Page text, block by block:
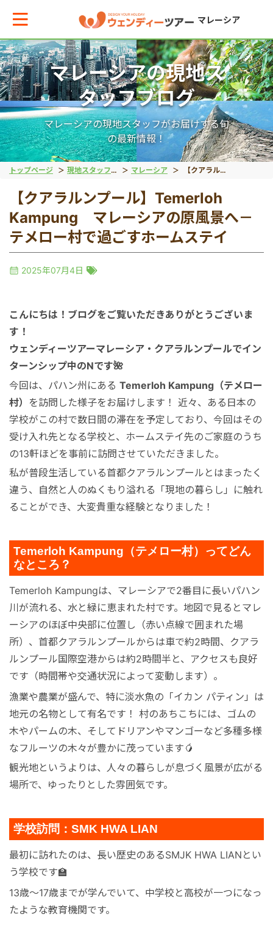
マレーシア
トップページ 現地スタッフブログ マレーシア 【クアラルンプール】Temerloh Kampung マレーシアの原風景へ－テメロー村で過ごすホームステイ
マレーシアの現地ス
タッフブログ
マレーシアの現地スタッフがお届けする旬
の最新情報！
【クアラルンプール】Temerloh
Kampung マレーシアの原風景へ－
テメロー村で過ごすホームステイ
2025年07月4日
こんにちは！ブログをご覧いただきありがとうございま
す！
ウェンディーツアーマレーシア・クアラルンプールでイン
ターンシップ中のNです🌺
今回は、パハン州にある Temerloh Kampung（テメロー
村） を訪問した様子をお届けします！ 近々、ある日本の
学校がこの村で数日間の滞在を予定しており、今回はその
受け入れ先となる学校と、ホームステイ先のご家庭のうち
の13軒ほどを事前に訪問させていただきました。
私が普段生活している首都クアラルンプールとはまったく
違う、自然と人のぬくもり溢れる「現地の暮らし」に触れ
ることができ、大変貴重な経験となりました！
Temerloh Kampung（テメロー村）ってどん
なところ？
Temerloh Kampungは、マレーシアで2番目に長いパハン
川が流れる、水と緑に恵まれた村です。地図で見るとマレ
ーシアのほぼ中央部に位置し（赤い点線で囲まれた場
所）、首都クアラルンプールからは車で約2時間、クアラ
ルンプール国際空港からは約2時間半と、アクセスも良好
です（時間帯や交通状況によって変動します）。
漁業や農業が盛んで、特に淡水魚の「イカン パティン」は
地元の名物として有名です！ 村のあちこちには、ゴムの
木やパームの木、そしてドリアンやマンゴーなど多種多様
なフルーツの木々が豊かに茂っています🥭
観光地というよりは、人々の暮らしが息づく風景が広がる
場所で、ゆったりとした雰囲気です。
学校訪問：SMK HWA LIAN
最初に訪れたのは、長い歴史のあるSMJK HWA LIANとい
う学校です🏫
13歳〜17歳までが学んでいて、中学校と高校が一つになっ
たような教育機関です。
メインメニューへ戻る
マから現地ツアーを探す
遺産（文化）
遺産（自然）
アイランド
ーシア国外
パッケージ
なプロモーション
送迎
ャーター
メインメニューへ戻る
アからお役立ち情報を探す
ドネシア
ナム
ーシア
ガポール
ボジア
戻る
世界遺産（文化）
マラッカ
ジョージタウン
戻る
世界遺産（自然）
キナバル公園
グヌン・ムル国立公園
戻る
動物
オランウータン
リバーサファリ
ホタル
戻る
絶景アイランド
ガヤ島
サピ島
戻る
マレーシア国外
ブルネイ旅行
戻る
宿泊パッケージ
秘境ツアー